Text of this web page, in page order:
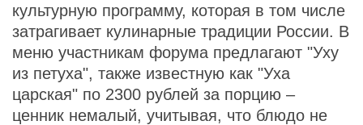
культурную программу, которая в том числе
затрагивает кулинарные традиции России. В
меню участникам форума предлагают "Уху
из петуха", также известную как "Уха
царская" по 2300 рублей за порцию –
ценник немалый, учитывая, что блюдо не